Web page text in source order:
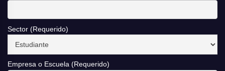
Sector (Requerido)
Empresa o Escuela (Requerido)